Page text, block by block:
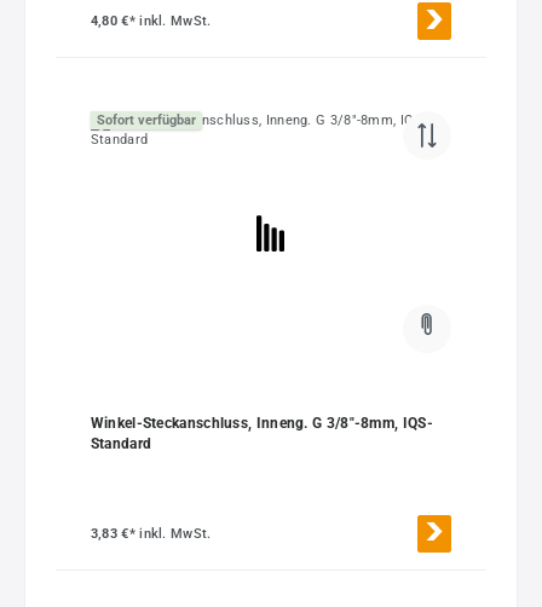
4,80 €*inkl. MwSt.
Sofort verfügbar
Winkel-Steckanschluss, Inneng. G 3/8"-8mm, IQS-
Standard
3,83 €*inkl. MwSt.